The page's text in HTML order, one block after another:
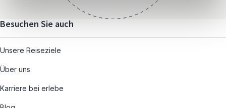
Besuchen Sie auch
Unsere Reiseziele
Über uns
Karriere bei erlebe